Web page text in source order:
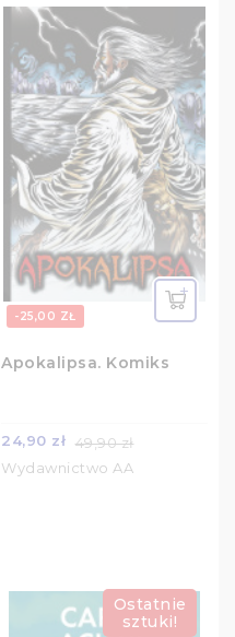
-25,00 ZŁ
Apokalipsa. Komiks
24,90 zł 49,90 zł
Wydawnictwo AA
Ostatnie
sztuki!